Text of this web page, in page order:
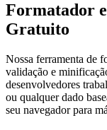
Formatador
Gratuito
Nossa ferramenta de
validação e
desenvolvedores
ou qualquer dado
seu navegador para